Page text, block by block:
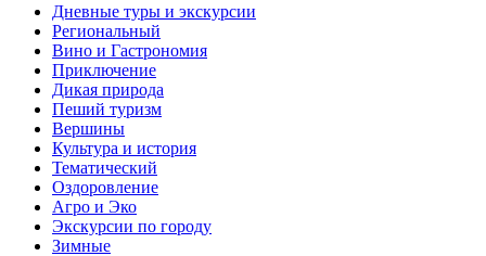
Дневные туры и экскурсии
Региональный
Вино и Гастрономия
Приключение
Дикая природа
Пеший туризм
Вершины
Культура и история
Тематический
Оздоровление
Агро и Эко
Экскурсии по городу
Зимные